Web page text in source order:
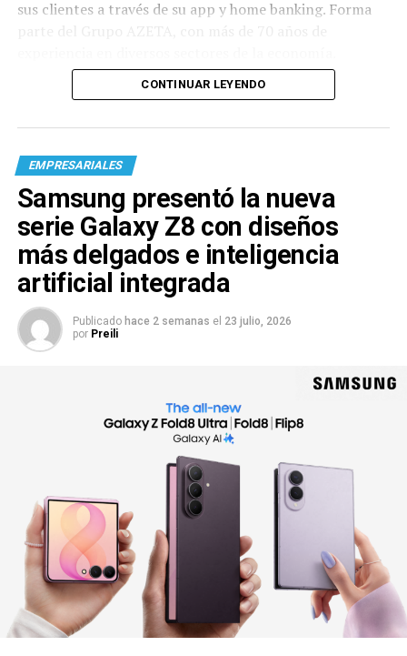
sus clientes a través de su app y home banking. Forma
CONTINUAR LEYENDO
EMPRESARIALES
Samsung presentó la nueva
serie Galaxy Z8 con diseños
más delgados e inteligencia
artificial integrada
Publicado hace 2 semanas el 23 julio, 2026
por Preili